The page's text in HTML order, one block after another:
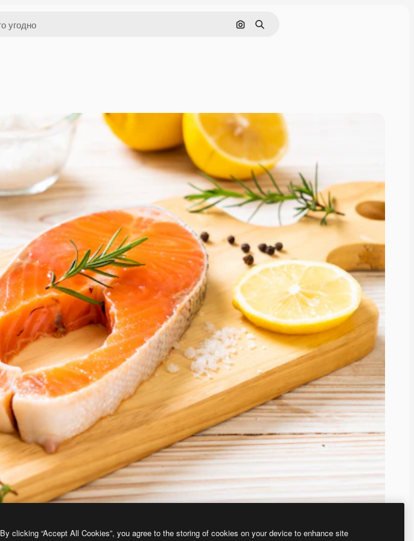
Поиск по изображению
Поиск
By clicking “Accept All Cookies”, you agree to the storing of cookies on your device to enhance site